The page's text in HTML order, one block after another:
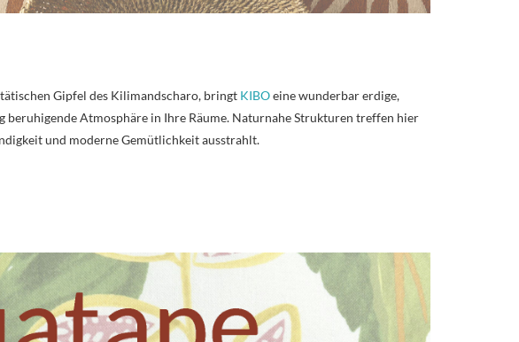
Gipfel des Kilimandscharo, bringt KIBOeine wunderbar erdige,
beruhigende Atmosphäre in Ihre Räume. Naturnahe Strukturen treffen hier
und moderne Gemütlichkeit ausstrahlt.